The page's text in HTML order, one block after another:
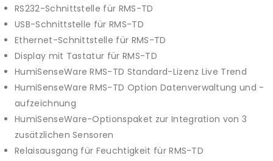
RS232-Schnittstelle für RMS-TD
USB-Schnittstelle für RMS-TD
Ethernet-Schnittstelle für RMS-TD
Display mit Tastatur für RMS-TD
HumiSenseWare RMS-TD Standard-Lizenz Live Trend
HumiSenseWare RMS-TD Option Datenverwaltung und -
aufzeichnung
HumiSenseWare-Optionspaket zur Integration von 3
zusätzlichen Sensoren
Relaisausgang für Feuchtigkeit für RMS-TD